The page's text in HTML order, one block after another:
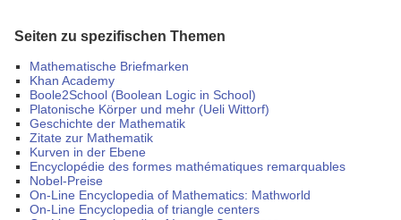
Seiten zu spezifischen Themen
Mathematische Briefmarken
Khan Academy
Boole2School (Boolean Logic in School)
Platonische Körper und mehr (Ueli Wittorf)
Geschichte der Mathematik
Zitate zur Mathematik
Kurven in der Ebene
Encyclopédie des formes mathématiques remarquables
Nobel-Preise
On-Line Encyclopedia of Mathematics: Mathworld
On-Line Encyclopedia of triangle centers